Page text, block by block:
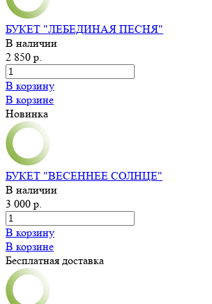
БУКЕТ "ЛЕБЕДИНАЯ ПЕСНЯ"
В наличии
2 850 р.
В корзину
В корзине
Новинка
БУКЕТ "ВЕСЕННЕЕ СОЛНЦЕ"
В наличии
3 000 р.
В корзину
В корзине
Бесплатная доставка